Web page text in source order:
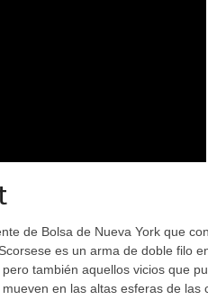
de Bolsa de Nueva York que
es un arma de doble filo
también aquellos vicios que
en las altas esferas de